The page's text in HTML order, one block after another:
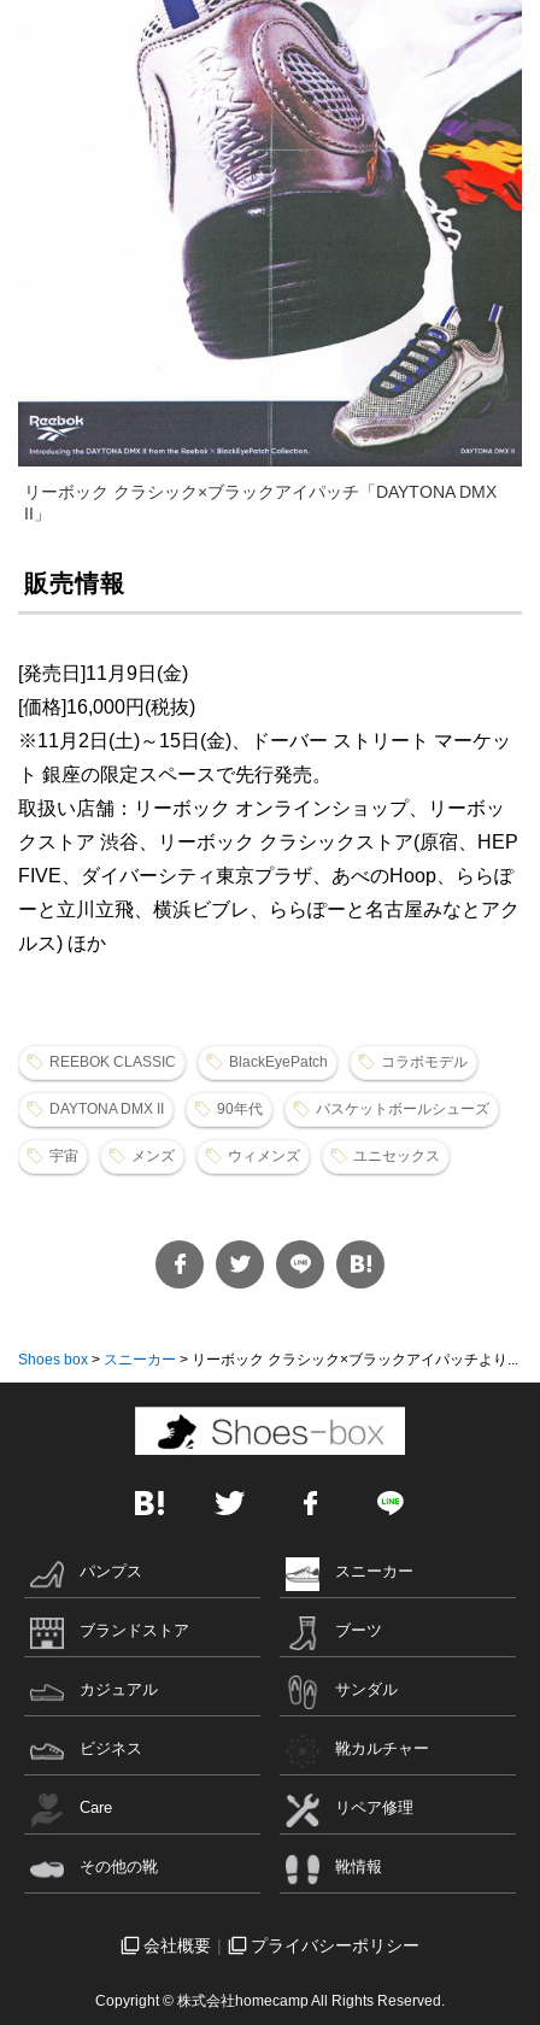
リーボック クラシック×ブラックアイパッチ「DAYTONA DMX
II」
販売情報
[発売日]11月9日(金)
[価格]16,000円(税抜)
※11月2日(土)～15日(金)、ドーバー ストリート マーケッ
ト 銀座の限定スペースで先行発売。
取扱い店舗：リーボック オンラインショップ、リーボッ
クストア 渋谷、リーボック クラシックストア(原宿、HEP
FIVE、ダイバーシティ東京プラザ、あべのHoop、ららぽ
ーと立川立飛、横浜ビブレ、ららぽーと名古屋みなとアク
ルス) ほか
REEBOK CLASSIC BlackEyePatch コラボモデル
DAYTONA DMX II 90年代 バスケットボールシューズ
宇宙 メンズ ウィメンズ ユニセックス
Shoes box > スニーカー > リーボック クラシック×ブラックアイパッチより...
パンプス スニーカー
ブランドストア ブーツ
カジュアル サンダル
ビジネス 靴カルチャー
Care リペア修理
その他の靴 靴情報
会社概要 プライバシーポリシー
Copyright © 株式会社homecamp All Rights Reserved.